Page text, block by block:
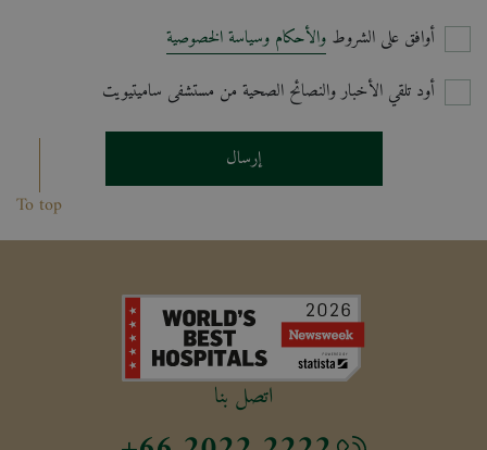
أوافق على الشروط والأحكام وسياسة الخصوصية
أود تلقي الأخبار والنصائح الصحية من مستشفى ساميتيويت
إرسال
To top
اتصل بنا